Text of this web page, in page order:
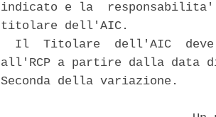
indicato e la
titolare dell'AIC.
Il  Titolare  dell'AIC
all'RCP a partire dalla data
Seconda della variazione.